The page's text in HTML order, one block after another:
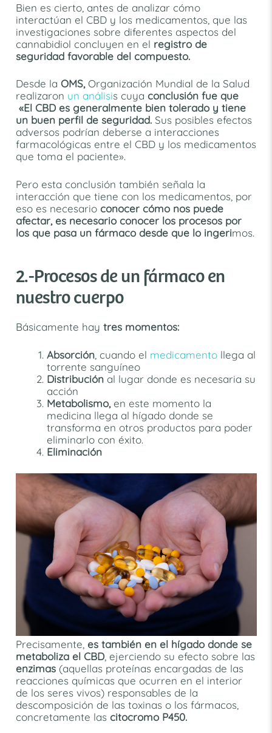
Bien es cierto, antes de analizar cómo
interactúan el CBD y los medicamentos, que las
investigaciones sobre diferentes aspectos del
cannabidiol concluyen en el registro de
seguridad favorable del compuesto.
Desde la OMS,Organización Mundial de la Salud
realizaron un análisis cuya conclusión fue que
«El CBD es generalmente bien tolerado y tiene
un buen perfil de seguridad. Sus posibles efectos
adversos podrían deberse a interacciones
farmacológicas entre el CBD y los medicamentos
que toma el paciente».
Pero esta conclusión también señala la
interacción que tiene con los medicamentos, por
eso es necesario conocer cómo nos puede
afectar, es necesario conocer los procesos por
los que pasa un fármaco desde que lo ingerimos.
2.-Procesos de un fármaco en
nuestro cuerpo
Básicamente hay tres momentos:
Absorción, cuando el medicamentollega al
torrente sanguíneo
Distribuciónal lugar donde es necesaria su
acción
Metabolismo,en este momento la
medicina llega al hígado donde se
transforma en otros productos para poder
eliminarlo con éxito.
Eliminación
Precisamente, es también en el hígado donde se
metaboliza el CBD, ejerciendo su efecto sobre las
enzimas(aquellas proteínas encargadas de las
reacciones químicas que ocurren en el interior
de los seres vivos) responsables de la
descomposición de las toxinas o los fármacos,
concretamente las citocromo P450.